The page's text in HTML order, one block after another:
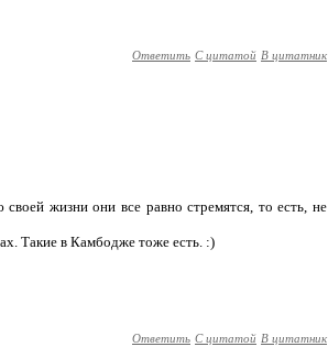
Ответить С цитатой В цитатник
жизни они все равно стремятся, то есть, не
Такие в Камбодже тоже есть. :)
Ответить С цитатой В цитатник